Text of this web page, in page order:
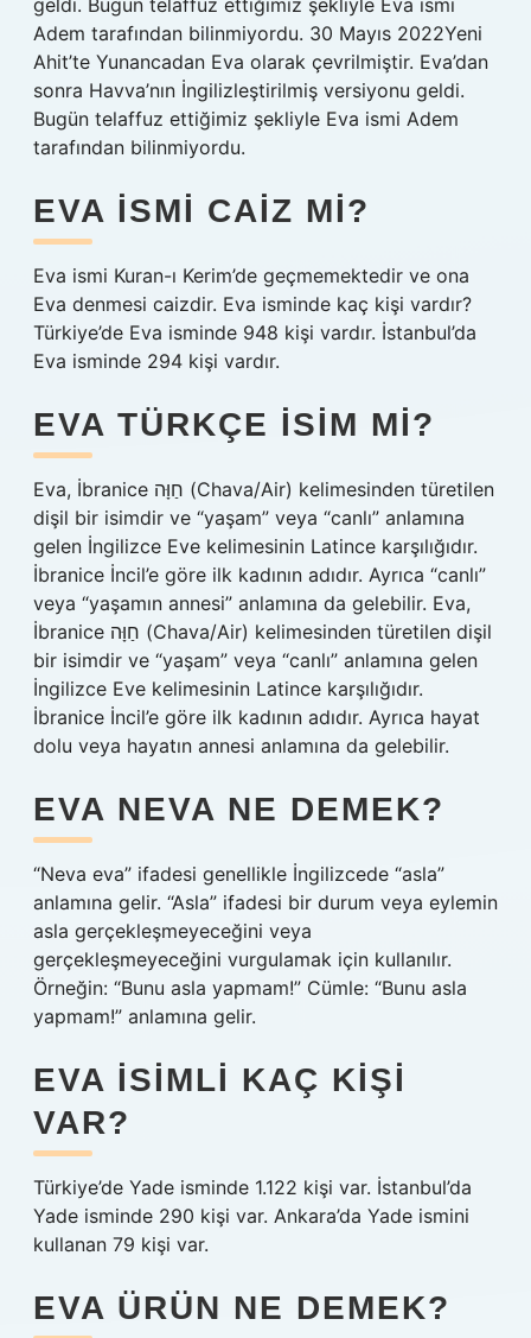
geldi. Bugün telaffuz ettiğimiz şekliyle Eva ismi
Adem tarafından bilinmiyordu. 30 Mayıs 2022Yeni
Ahit’te Yunancadan Eva olarak çevrilmiştir. Eva’dan
sonra Havva’nın İngilizleştirilmiş versiyonu geldi.
Bugün telaffuz ettiğimiz şekliyle Eva ismi Adem
tarafından bilinmiyordu.
EVA ISMI CAIZ MI?
Eva ismi Kuran-ı Kerim’de geçmemektedir ve ona
Eva denmesi caizdir. Eva isminde kaç kişi vardır?
Türkiye’de Eva isminde 948 kişi vardır. İstanbul’da
Eva isminde 294 kişi vardır.
EVA TÜRKÇE ISIM MI?
Eva, İbranice חַוָּה (Chava/Air) kelimesinden türetilen
dişil bir isimdir ve “yaşam” veya “canlı” anlamına
gelen İngilizce Eve kelimesinin Latince karşılığıdır.
İbranice İncil’e göre ilk kadının adıdır. Ayrıca “canlı”
veya “yaşamın annesi” anlamına da gelebilir. Eva,
İbranice חַוָּה (Chava/Air) kelimesinden türetilen dişil
bir isimdir ve “yaşam” veya “canlı” anlamına gelen
İngilizce Eve kelimesinin Latince karşılığıdır.
İbranice İncil’e göre ilk kadının adıdır. Ayrıca hayat
dolu veya hayatın annesi anlamına da gelebilir.
EVA NEVA NE DEMEK?
“Neva eva” ifadesi genellikle İngilizcede “asla”
anlamına gelir. “Asla” ifadesi bir durum veya eylemin
asla gerçekleşmeyeceğini veya
gerçekleşmeyeceğini vurgulamak için kullanılır.
Örneğin: “Bunu asla yapmam!” Cümle: “Bunu asla
yapmam!” anlamına gelir.
EVA ISIMLI KAÇ KIŞI
VAR?
Türkiye’de Yade isminde 1.122 kişi var. İstanbul’da
Yade isminde 290 kişi var. Ankara’da Yade ismini
kullanan 79 kişi var.
EVA ÜRÜN NE DEMEK?